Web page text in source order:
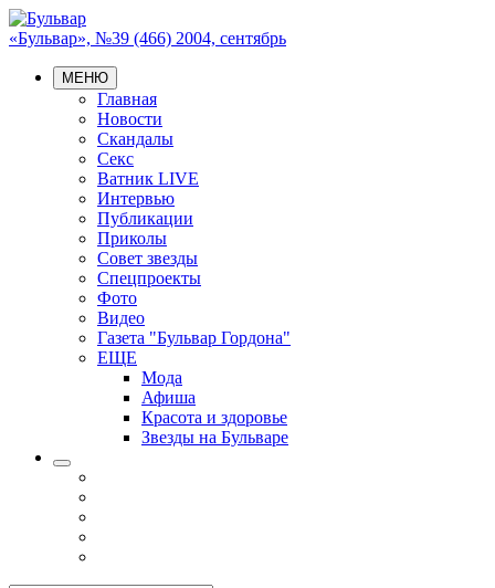
«Бульвар», №39 (466) 2004, сентябрь
МЕНЮ
Главная
Новости
Скандалы
Секс
Ватник LIVE
Интервью
Публикации
Приколы
Совет звезды
Спецпроекты
Фото
Видео
Газета "Бульвар Гордона"
ЕЩЕ
Мода
Афиша
Красота и здоровье
Звезды на Бульваре